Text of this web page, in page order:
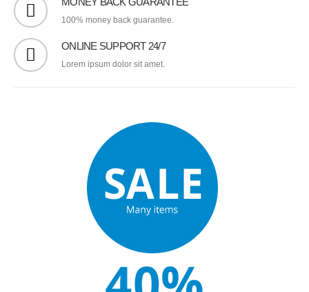
100% money back guarantee.
ONLINE SUPPORT 24/7
Lorem ipsum dolor sit amet.